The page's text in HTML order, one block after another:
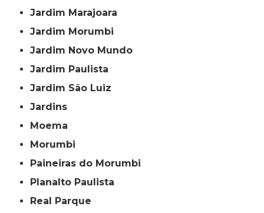
Jardim Marajoara
Jardim Morumbi
Jardim Novo Mundo
Jardim Paulista
Jardim São Luiz
Jardins
Moema
Morumbi
Paineiras do Morumbi
Planalto Paulista
Real Parque